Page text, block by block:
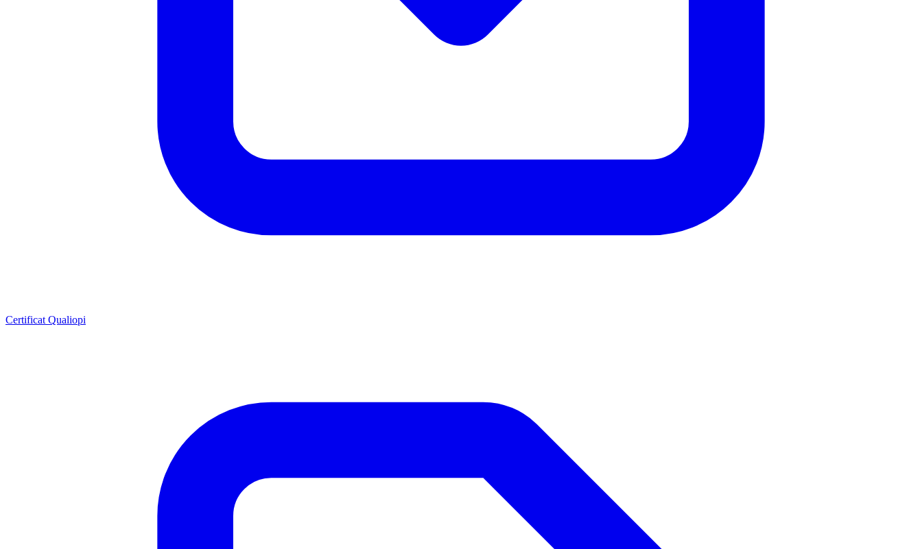
Certificat Qualiopi